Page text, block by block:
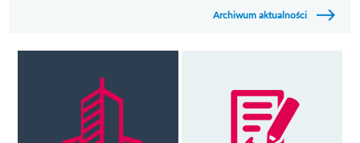
Archiwum aktualności